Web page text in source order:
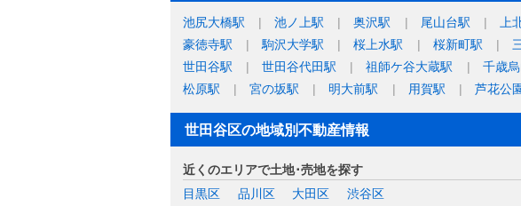
池尻大橋駅 池ノ上駅 奥沢駅 尾山台駅 上
豪徳寺駅
駒沢大学駅 桜上水駅 桜新町駅
世田谷駅
世田谷代田駅 祖師ケ谷大蔵駅 千歳
松原駅
宮の坂駅 明大前駅 用賀駅 芦花公
世田谷区の地域別不動産情報
近くのエリアで土地･売地を探す
目黒区
品川区 大田区
渋谷区